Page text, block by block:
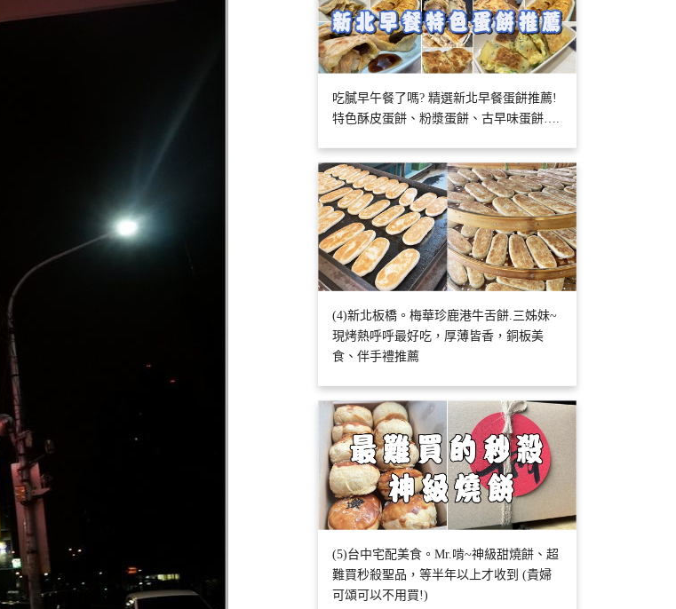
吃膩早午餐了嗎? 精選新北早餐蛋餅推薦!
特色酥皮蛋餅、粉漿蛋餅、古早味蛋餅….
(4)新北板橋。梅華珍鹿港牛舌餅.三姊妹~
現烤熱呼呼最好吃，厚薄皆香，銅板美
食、伴手禮推薦
(5)台中宅配美食。Mr.啃~神級甜燒餅、超
難買秒殺聖品，等半年以上才收到 (貴婦
可頌可以不用買!)